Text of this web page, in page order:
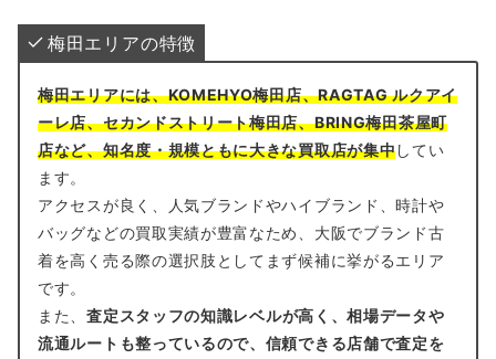
梅田エリアの特徴
梅田エリアには、KOMEHYO梅田店、RAGTAG ルクアイ
ーレ店、セカンドストリート梅田店、BRING梅田茶屋町
店など、知名度・規模ともに大きな買取店が集中してい
ます。
アクセスが良く、人気ブランドやハイブランド、時計や
バッグなどの買取実績が豊富なため、大阪でブランド古
着を高く売る際の選択肢としてまず候補に挙がるエリア
です。
また、査定スタッフの知識レベルが高く、相場データや
流通ルートも整っているので、信頼できる店舗で査定を